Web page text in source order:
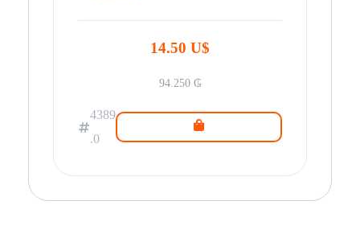
14.50 U$
94.250 ₲
4389
.0